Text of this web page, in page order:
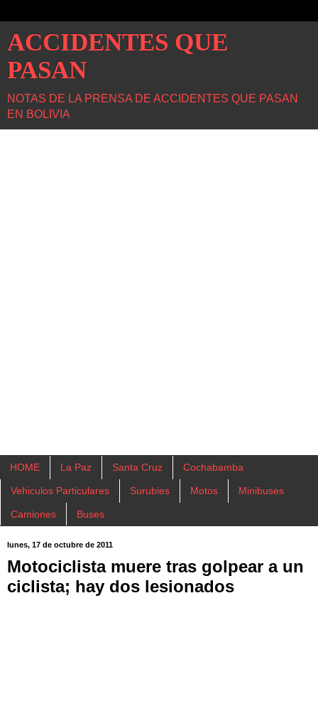
ACCIDENTES QUE
PASAN
NOTAS DE LA PRENSA DE ACCIDENTES QUE PASAN
EN BOLIVIA
HOME La Paz Santa Cruz Cochabamba
Vehiculos Particulares Surubies Motos Minibuses
Camiones Buses
lunes, 17 de octubre de 2011
Motociclista muere tras golpear a un
ciclista; hay dos lesionados